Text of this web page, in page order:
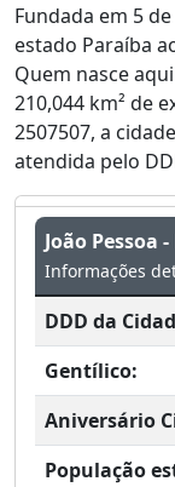
Fundada em 5
estado Paraíba
Quem nasce
210,044 km² de
2507507, a
atendida pelo
João Pessoa -
Informações
DDD da
Gentílico:
Aniversário
População